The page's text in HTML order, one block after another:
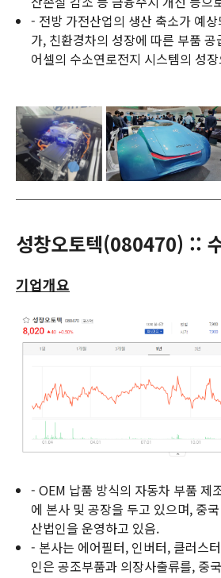
- 전방 가전산업의 생산 축소가 예
가, 친환경차의 성장에 따른 부품
어셀의 수소연로전지 시스템의 성
성창오토텍(080470) ::
기업개요
- OEM 납품 방식의 자동차 부품 제
에 본사 및 공장을 두고 있으며, 중
산법인을 운영하고 있음.
- 본사는 에어필터, 인버터, 클러스
인은 공조부품과 의장사출류를, 중